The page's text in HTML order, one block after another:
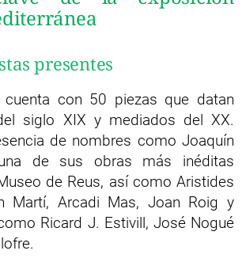
presentes
cuenta con 50 piezas que datan
siglo XIX y mediados del XX.
de nombres como Joaquín
de sus obras más inéditas
de Reus, así como Aristides
Martí, Arcadi Mas, Joan Roig y
Ricard J. Estivill, José Nogué